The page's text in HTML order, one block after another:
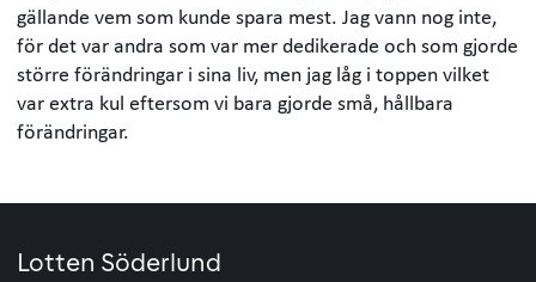
gällande vem som kunde spara mest. Jag vann nog inte,
för det var andra som var mer dedikerade och som gjorde
större förändringar i sina liv, men jag låg i toppen vilket
var extra kul eftersom vi bara gjorde små, hållbara
förändringar.
Lotten Söderlund